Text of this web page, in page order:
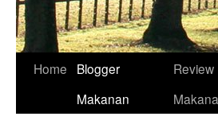
Home
Blogger
Makanan
Review